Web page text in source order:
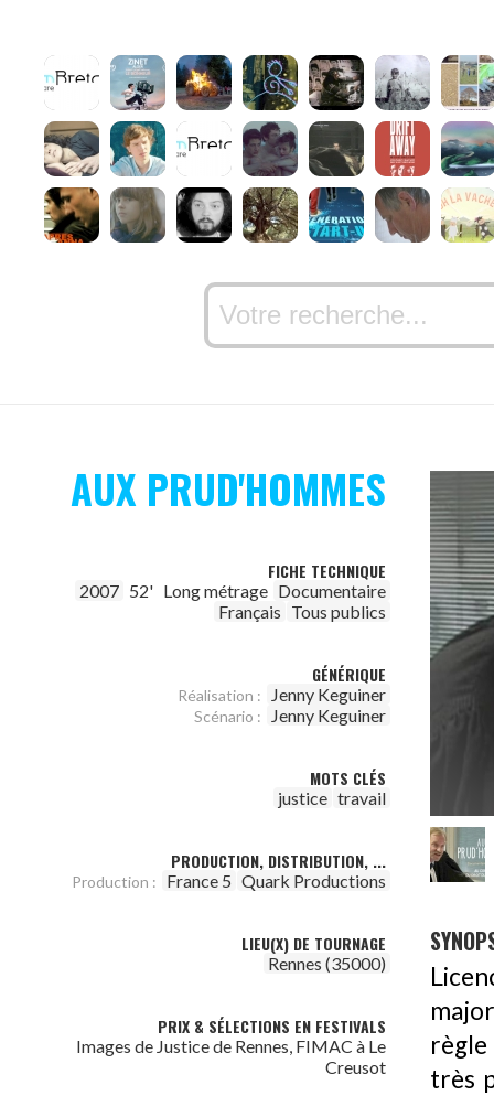
AUX PRUD'HOMMES
FICHE TECHNIQUE
2007 52' Long métrage Documentaire
Français Tous publics
GÉNÉRIQUE
Réalisation : Jenny Keguiner
Scénario : Jenny Keguiner
MOTS CLÉS
justice travail
PRODUCTION, DISTRIBUTION, ...
Production : France 5 Quark Productions
LIEU(X) DE TOURNAGE
Rennes (35000)
PRIX & SÉLECTIONS EN FESTIVALS
Images de Justice de Rennes, FIMAC à Le
Creusot
très